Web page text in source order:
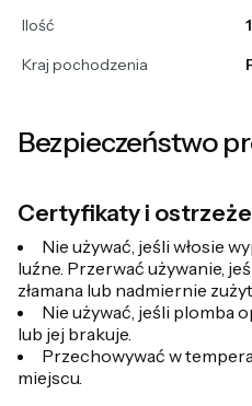
Ilość
Kraj pochodzenia
Bezpieczeństwo
Certyfikaty i
Nie używać, jeśli włosie
luźne. Przerwać używanie,
złamana lub nadmiernie
Nie używać, jeśli plomba
lub jej brakuje.
Przechowywać w
miejscu.